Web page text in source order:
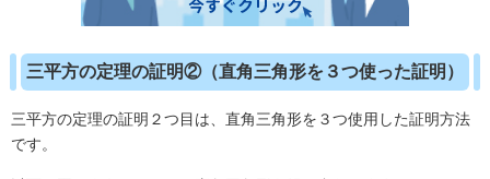
三平方の定理の証明②（直角三角形を３つ使った証明）
三平方の定理の証明２つ目は、直角三角形を３つ使用した証明方法
です。